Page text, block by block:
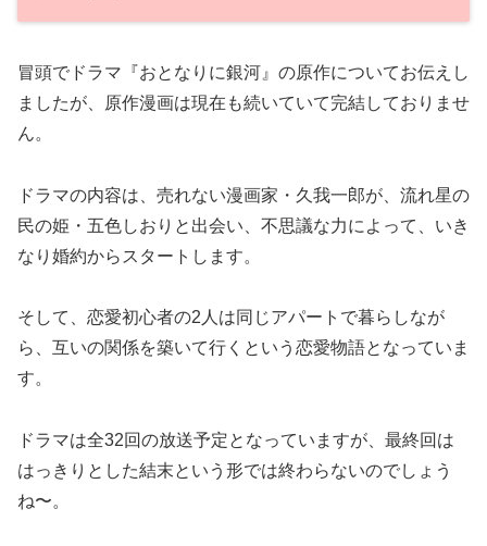
冒頭でドラマ『おとなりに銀河』の原作についてお伝えし
ましたが、原作漫画は現在も続いていて完結しておりませ
ん。
ドラマの内容は、売れない漫画家・久我一郎が、流れ星の
民の姫・五色しおりと出会い、不思議な力によって、いき
なり婚約からスタートします。
そして、恋愛初心者の2人は同じアパートで暮らしなが
ら、互いの関係を築いて行くという恋愛物語となっていま
す。
ドラマは全32回の放送予定となっていますが、最終回は
はっきりとした結末という形では終わらないのでしょう
ね〜。